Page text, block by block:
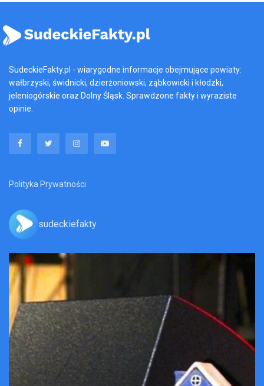
SudeckieFakty.pl - wiarygodne informacje obejmujące powiaty:
wałbrzyski, świdnicki, dzierżoniowski, ząbkowicki i kłodzki,
jeleniogórskie oraz Dolny Śląsk. Sprawdzone fakty i wyraziste
opinie.
Polityka Prywatności
sudeckiefakty